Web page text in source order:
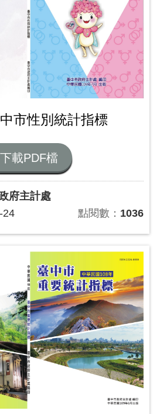
市性別統計指標
下載PDF檔
府主計處
24 點閱數： 1036